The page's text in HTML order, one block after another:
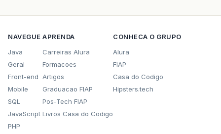
NAVEGUE
Java
Geral
Front-end
Mobile
SQL
JavaScript
PHP
APRENDA
Carreiras Alura
Formacoes
Artigos
Graduacao FIAP
Pos-Tech FIAP
Livros Casa do Codigo
CONHECA O GRUPO
Alura
FIAP
Casa do Codigo
Hipsters.tech